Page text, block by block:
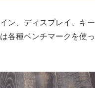
ン、ディスプレイ、キー
各種ベンチマークを使っ